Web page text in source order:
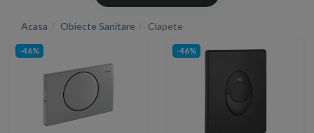
Acasa Obiecte Sanitare Clapete
-46% -46%